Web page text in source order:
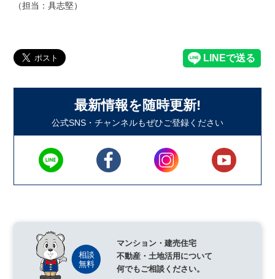
（担当：具志堅）
最新情報を随時更新!
公式SNS・チャンネルもぜひご登録ください
マンション・建売住宅
不動産・土地活用について
何でもご相談ください。